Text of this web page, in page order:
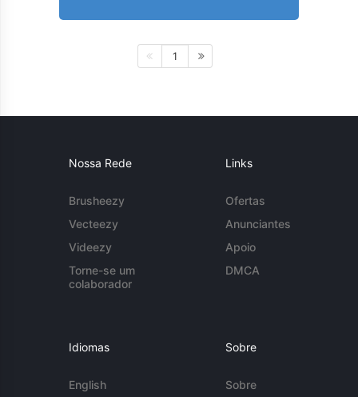
1
Nossa Rede
Brusheezy
Vecteezy
Videezy
Torne-se um
colaborador
Links
Ofertas
Anunciantes
Apoio
DMCA
Idiomas
English
Sobre
Sobre